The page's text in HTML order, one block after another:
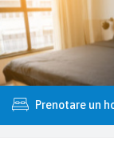
Prenotare un